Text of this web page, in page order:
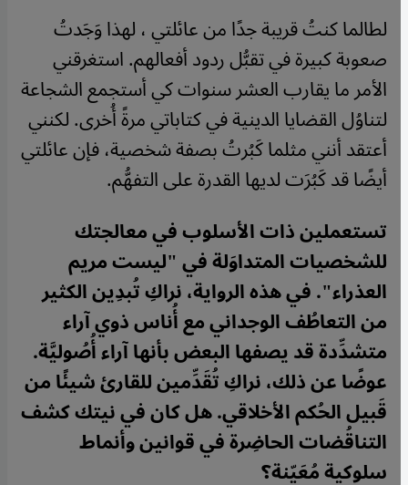
لطالما كنتُ قريبة جدًا من عائلتي ، لهذا وَجَدتُ
صعوبة كبيرة في تقبُّل ردود أفعالهم. استغرقني
الأمر ما يقارب العشر سنوات كي أستجمع الشجاعة
لتناوُل القضايا الدينية في كتاباتي مرةً أُخرى. لكنني
أعتقد أنني مثلما كَبُرتُ بصفة شخصية، فإن عائلتي
أيضًا قد كَبُرَت لديها القدرة على التفهُّم.
تستعملين ذات الأسلوب في معالجتك
للشخصيات المتداوَلة في "ليست مريم
العذراء". في هذه الرواية، نراكِ تُبدِين الكثير
من التعاطُف الوجداني مع أُناس ذوي آراء
متشدِّدة قد يصفها البعض بأنها آراء أُصُوليَّة.
عوضًا عن ذلك، نراكِ تُقَدِّمين للقارئ شيئًا من
قَبيل الحُكم الأخلاقي. هل كان في نيتك كشف
التناقُضات الحاضِرة في قوانين وأنماط
سلوكية مُعَيّنة؟